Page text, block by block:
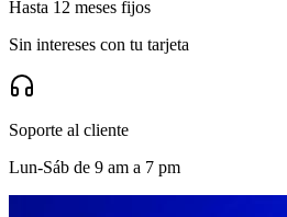
Hasta 12 meses fijos
Sin intereses con tu tarjeta
Soporte al cliente
Lun-Sáb de 9 am a 7 pm